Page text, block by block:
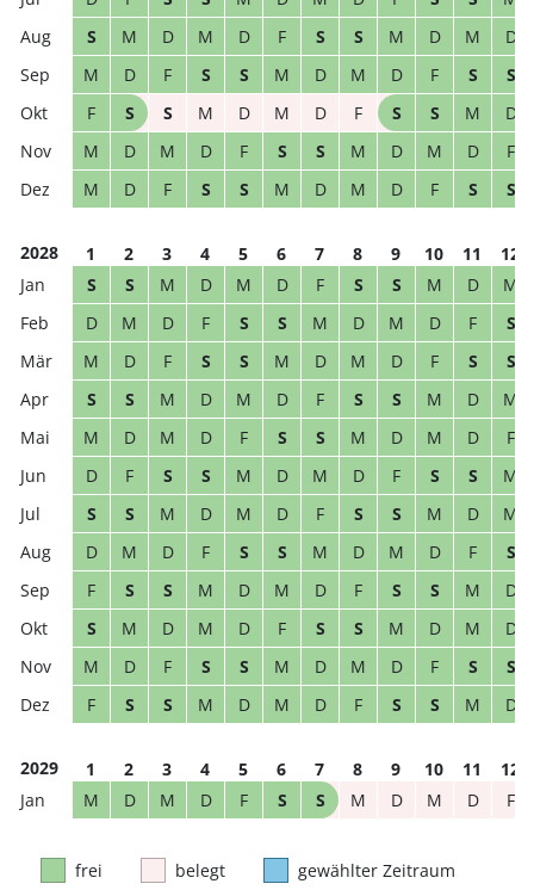
S
M D M D F S S M D M
D
M
D F S S M D M D F S
S
F
S S M D M D F S S M
D
M
D M D F S S M D M D
F
M
D F S S M D M D F S S
2028 1 2 3 4 5 6 7 8 9 10 11
12
S
S M D M D F S S M D
M
D
M D F S S M D M D F
S
M
D F S S M D M D F S
S
S
S M D M D F S S M D
M
M
D M D F S S M D M D
F
D
F S S M D M D F S S
M
S
S M D M D F S S M D
M
D
M D F S S M D M D F
S
F
S S M D M D F S S M
D
S
M D M D F S S M D M
D
M
D F S S M D M D F S
S
F
S S M D M D F S S M D
2029 1 2 3 4 5 6 7 8 9 10 11
12
M
D M D F S S M D M D F
frei belegt gewählter Zeitraum